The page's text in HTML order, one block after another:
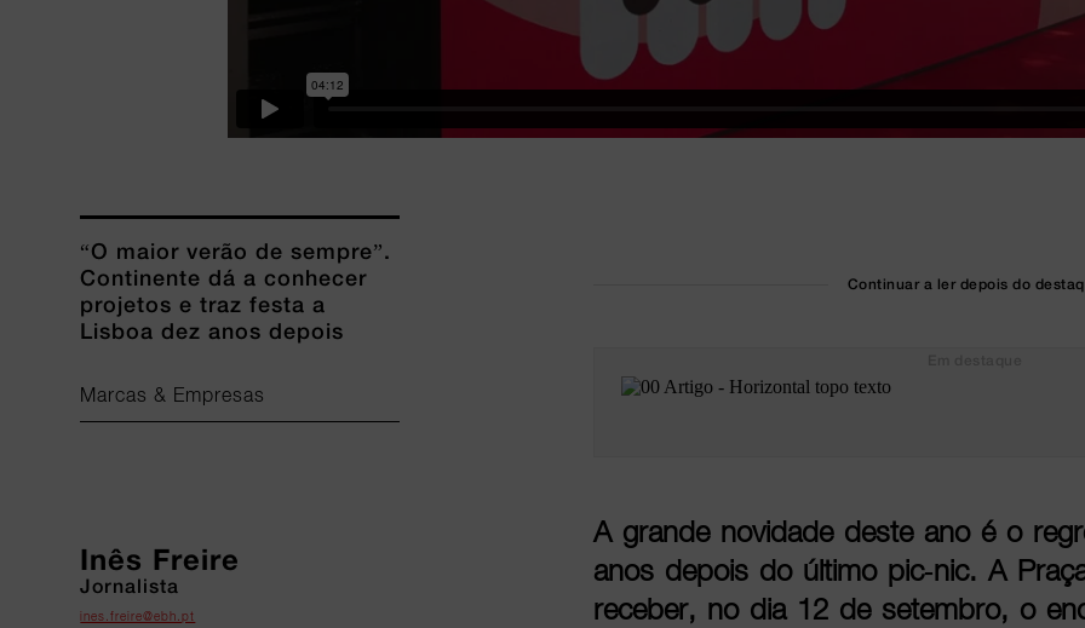
“O maior verão de sempre”.
Continente dá a conhecer
projetos e traz festa a
Lisboa dez anos depois
Marcas & Empresas
Inês Freire
Jornalista
ines.freire@ebh.pt
Continuar a ler depois do
A grande novidade deste ano é o
anos depois do último pic-nic. A
receber, no dia 12 de setembro, o